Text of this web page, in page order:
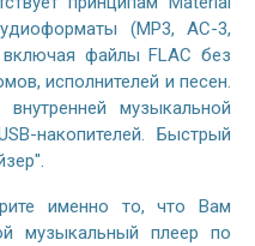
(MP3, AC-3,
включая файлы FLAC без
исполнителей и песен.
музыкальной
накопителей. Быстрый
именно то, что Вам
музыкальный плеер по